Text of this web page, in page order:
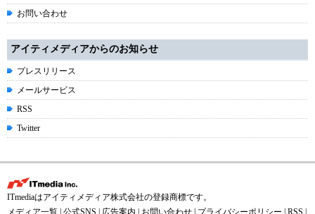
お問い合わせ
アイティメディアからのお知らせ
プレスリリース
メールサービス
RSS
Twitter
ITmediaはアイティメディア株式会社の登録商標です。
メディア一覧 公式SNS 広告案内 お問い合わせ プライバシーポリシー RSS